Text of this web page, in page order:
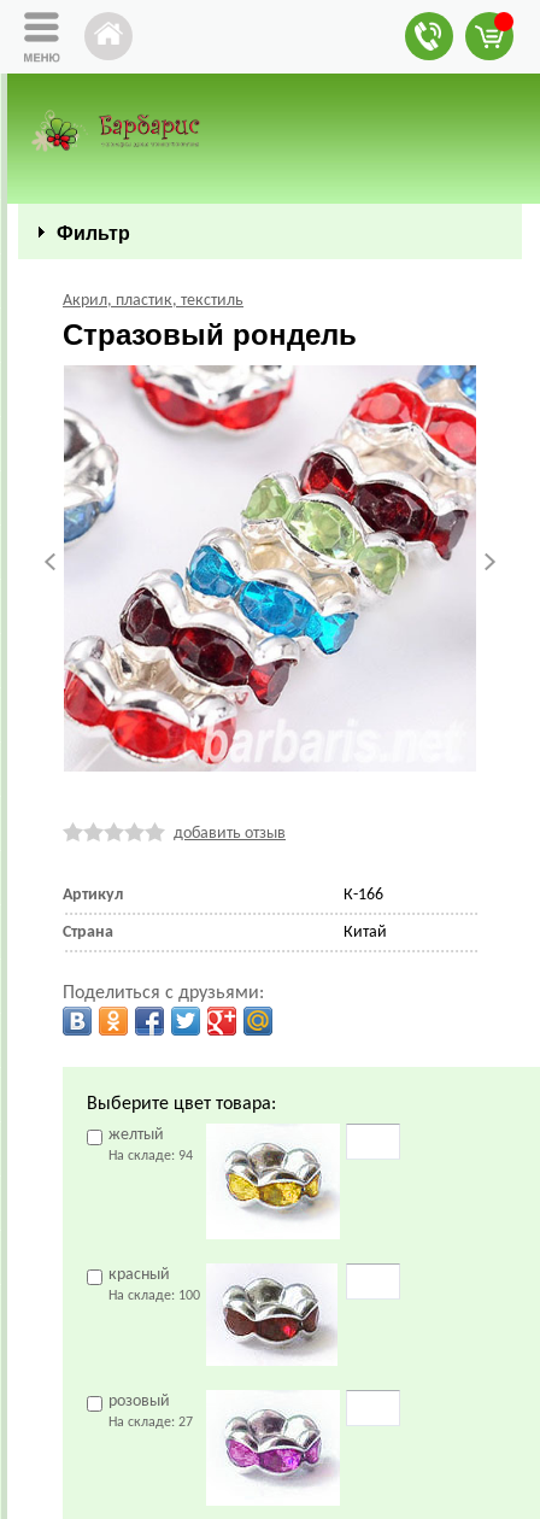
Фильтр
Акрил, пластик, текстиль
Стразовый рондель
добавить отзыв
Артикул К-166
Страна Китай
Поделиться с друзьями:
Выберите цвет товара:
желтый
На складе: 94
красный
На складе: 100
розовый
На складе: 27